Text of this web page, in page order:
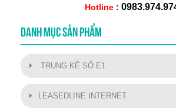
Hotline :
DANH MỤC SẢN PHẨM
TRUNG KẾ SỐ E1
LEASEDLINE INTERNET